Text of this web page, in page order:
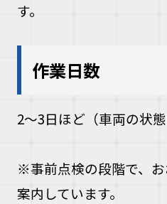
す。
作業日数
2〜3日ほど（車両の状
※事前点検の段階で、
案内しています。